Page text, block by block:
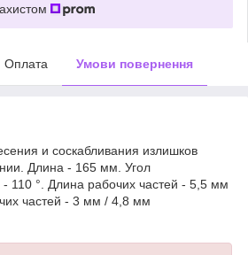
Оплата Умови повернення
и соскабливания излишков
Длина - 165 мм. Угол
110 °. Длина рабочих частей - 5,5 мм
частей - 3 мм / 4,8 мм